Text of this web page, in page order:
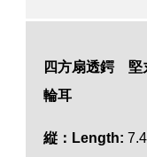
四方扇透鍔
輪耳
縦：Length: